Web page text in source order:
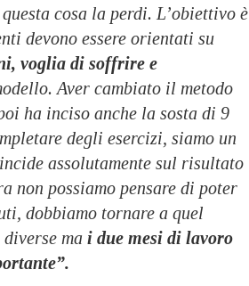
cosa la perdi. L’obiettivo è
devono essere orientati su
voglia di soffrire e
Aver cambiato il metodo
ha inciso anche la sosta di 9
degli esercizi, siamo un
assolutamente sul risultato
non possiamo pensare di poter
dobbiamo tornare a quel
ma i due mesi di lavoro